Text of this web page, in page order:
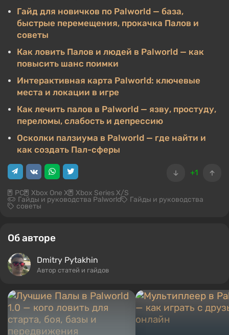
Гайд для новичков по Palworld — база,
быстрые перемещения, прокачка Палов и
советы
Как ловить Палов и людей в Palworld — как
повысить шанс поимки
Интерактивная карта Palworld: ключевые
места и локации в игре
Как лечить палов в Palworld — язву, простуду,
переломы, слабость и депрессию
Осколки палзиума в Palworld — где найти и
как создать Пал-сферы
+1
PC Xbox One X Xbox Series X/S
Гайды и руководства Palworld Гайды и руководства
советы
Об авторе
Dmitry Pytakhin
Автор статей и гайдов